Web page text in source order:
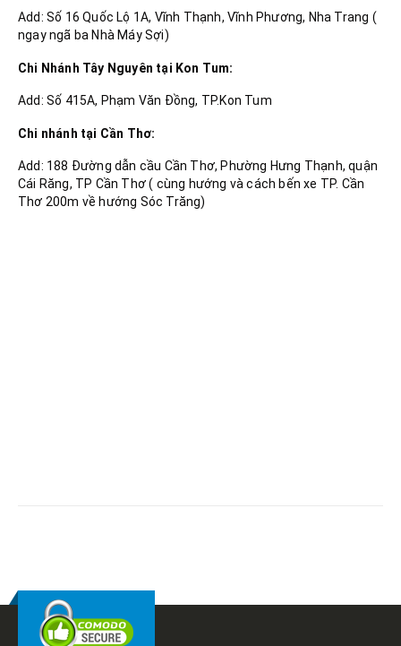
Add: Số 16 Quốc Lộ 1A, Vĩnh Thạnh, Vĩnh Phương, Nha Trang (
ngay ngã ba Nhà Máy Sợi)
Chi Nhánh Tây Nguyên tại Kon Tum:
Add: Số 415A, Phạm Văn Đồng, TP.Kon Tum
Chi nhánh tại Cần Thơ:
Add: 188 Đường dẫn cầu Cần Thơ, Phường Hưng Thạnh, quận
Cái Răng, TP Cần Thơ ( cùng hướng và cách bến xe TP. Cần
Thơ 200m về hướng Sóc Trăng)